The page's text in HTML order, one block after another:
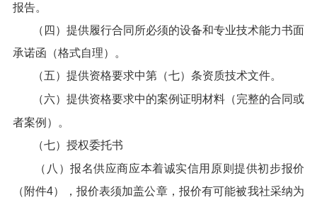
报告。
（四）提供履行合同所必须的设备和专业技术能力书面
承诺函（格式自理）。
（五）提供资格要求中第（七）条资质技术文件。
（六）提供资格要求中的案例证明材料（完整的合同或
者案例）。
（七）授权委托书
（八）报名供应商应本着诚实信用原则提供初步报价
（附件4），报价表须加盖公章，报价有可能被我社采纳为